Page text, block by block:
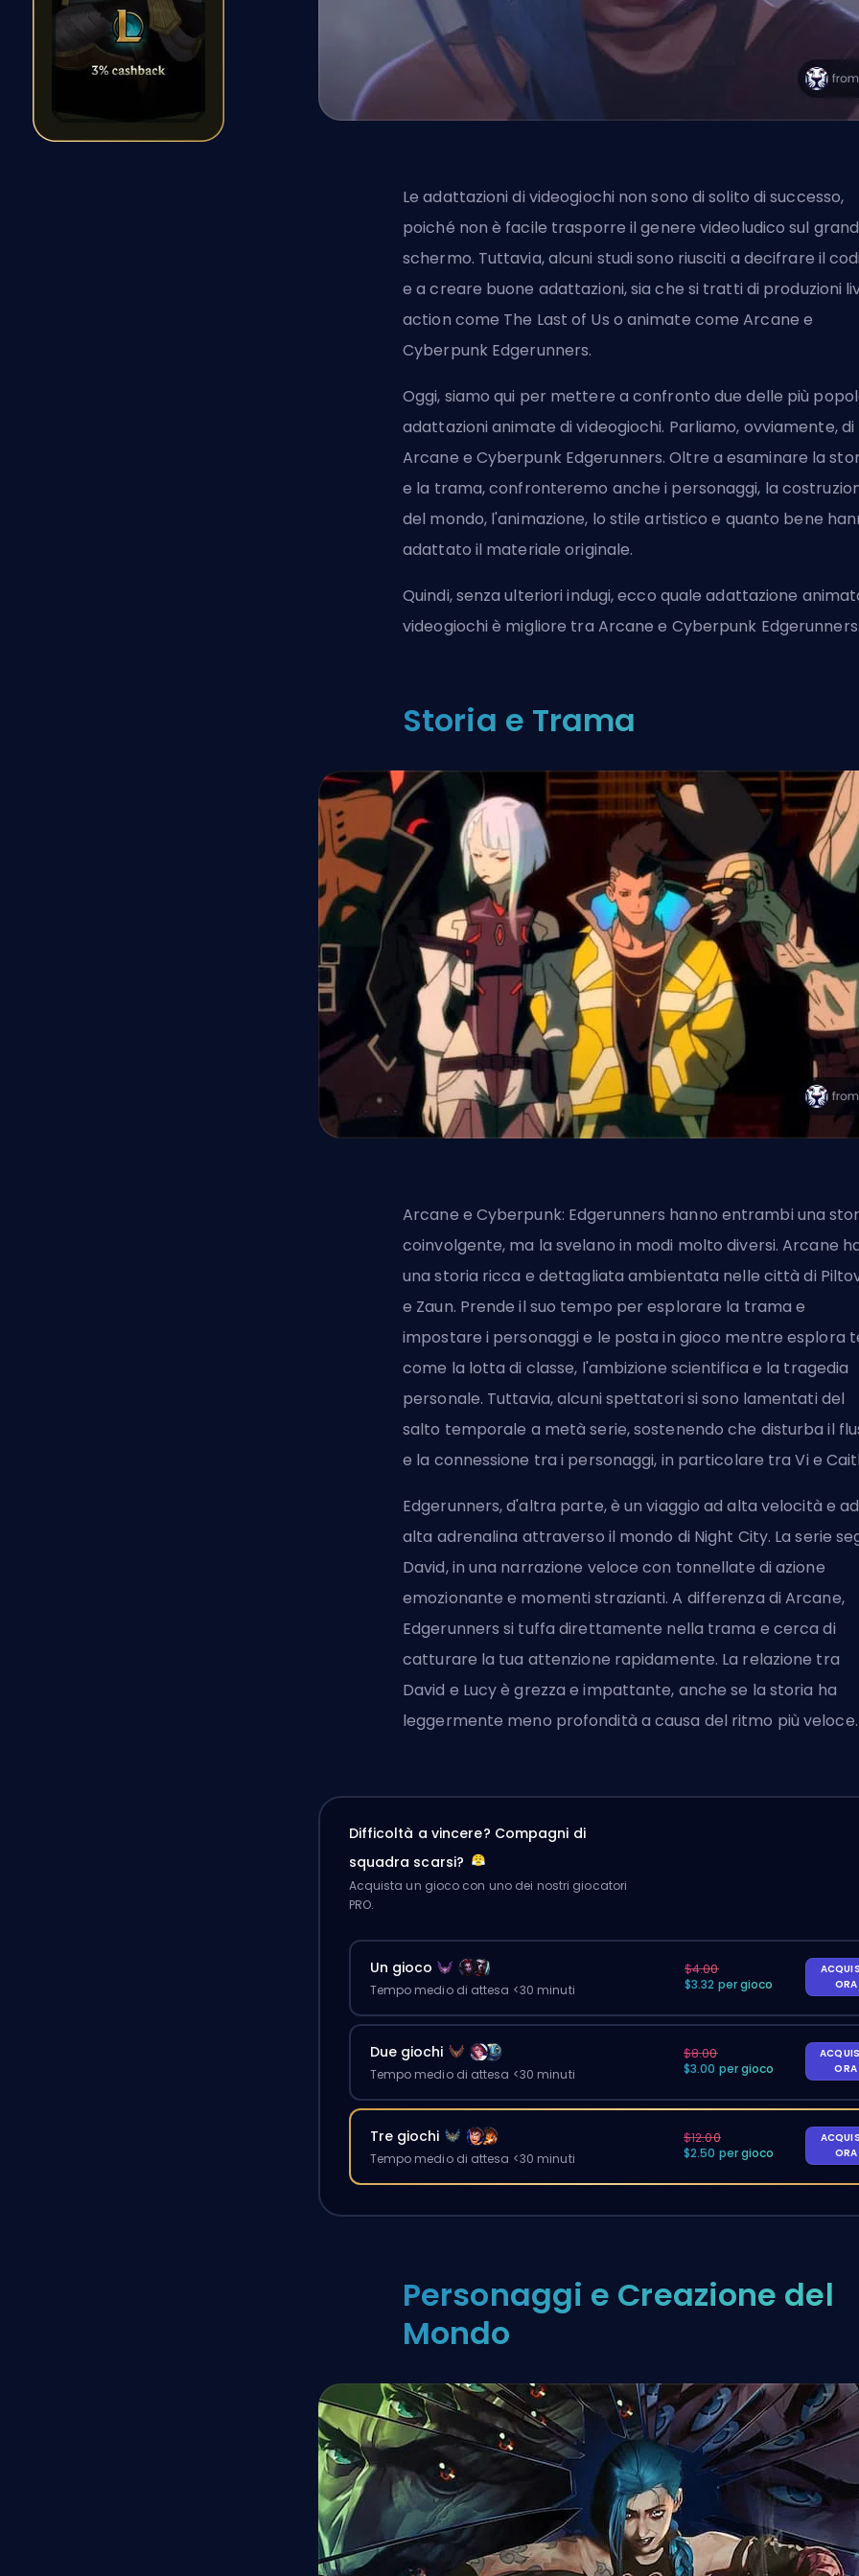
Le adattazioni di videogiochi non sono di solito di successo,
poiché non è facile trasporre il genere videoludico sul
schermo. Tuttavia, alcuni studi sono riusciti a decifrare il
e a creare buone adattazioni, sia che si tratti di produzioni
action come The Last of Us o animate come Arcane e
Cyberpunk Edgerunners.
Oggi, siamo qui per mettere a confronto due delle più
adattazioni animate di videogiochi. Parliamo, ovviamente, di
Arcane e Cyberpunk Edgerunners. Oltre a esaminare la
e la trama, confronteremo anche i personaggi, la
del mondo, l'animazione, lo stile artistico e quanto bene
adattato il materiale originale.
Quindi, senza ulteriori indugi, ecco quale adattazione
videogiochi è migliore tra Arcane e Cyberpunk Edgerunners.
Storia e Trama
Arcane e Cyberpunk: Edgerunners hanno entrambi una
coinvolgente, ma la svelano in modi molto diversi. Arcane
una storia ricca e dettagliata ambientata nelle città di
e Zaun. Prende il suo tempo per esplorare la trama e
impostare i personaggi e le posta in gioco mentre esplora
come la lotta di classe, l'ambizione scientifica e la tragedia
personale. Tuttavia, alcuni spettatori si sono lamentati del
salto temporale a metà serie, sostenendo che disturba il
e la connessione tra i personaggi, in particolare tra Vi e
Edgerunners, d'altra parte, è un viaggio ad alta velocità e ad
alta adrenalina attraverso il mondo di Night City. La serie
David, in una narrazione veloce con tonnellate di azione
emozionante e momenti strazianti. A differenza di Arcane,
Edgerunners si tuffa direttamente nella trama e cerca di
catturare la tua attenzione rapidamente. La relazione tra
David e Lucy è grezza e impattante, anche se la storia ha
leggermente meno profondità a causa del ritmo più veloce.
Difficoltà a vincere? Compagni di
squadra scarsi?
Acquista un gioco con uno dei nostri giocatori
PRO.
Un gioco
Tempo medio di attesa <30 minuti
$4.00
$3.32 per gioco
ORA
Due giochi
Tempo medio di attesa <30 minuti
$8.00
$3.00 per gioco
ORA
Tre giochi
Tempo medio di attesa <30 minuti
$12.00
$2.50 per gioco
ORA
Personaggi e Creazione del
Mondo